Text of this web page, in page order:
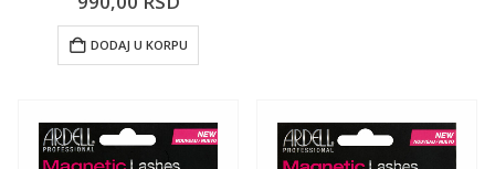
DODAJ U KORPU